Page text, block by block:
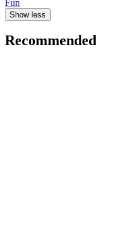
Fun
Show less
Recommended